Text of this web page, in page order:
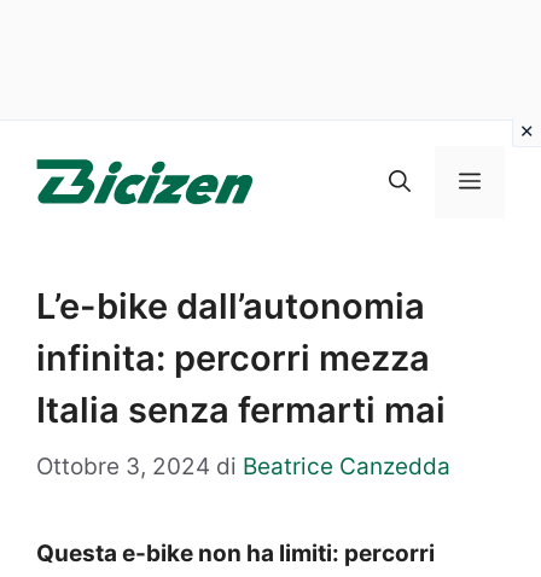
Menu
L’e-bike dall’autonomia
infinita: percorri mezza
Italia senza fermarti mai
Ottobre 3, 2024 di Beatrice Canzedda
Questa e-bike non ha limiti: percorri